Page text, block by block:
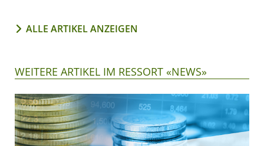
ALLE ARTIKEL ANZEIGEN
WEITERE ARTIKEL IM RESSORT «NEWS»